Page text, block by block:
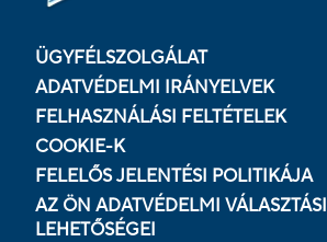
ÜGYFÉLSZOLGÁLAT
ADATVÉDELMI IRÁNYELVEK
FELHASZNÁLÁSI FELTÉTELEK
COOKIE-K
FELELŐS JELENTÉSI POLITIKÁJA
AZ ÖN ADATVÉDELMI VÁLASZTÁSI
LEHETŐSÉGEI